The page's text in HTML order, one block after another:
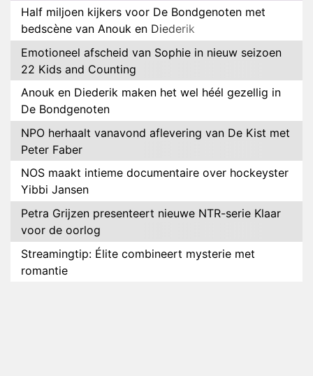
Half miljoen kijkers voor De Bondgenoten met
bedscène van Anouk en Diederik
Emotioneel afscheid van Sophie in nieuw seizoen
22 Kids and Counting
Anouk en Diederik maken het wel héél gezellig in
De Bondgenoten
NPO herhaalt vanavond aflevering van De Kist met
Peter Faber
NOS maakt intieme documentaire over hockeyster
Yibbi Jansen
Petra Grijzen presenteert nieuwe NTR-serie Klaar
voor de oorlog
Streamingtip: Élite combineert mysterie met
romantie